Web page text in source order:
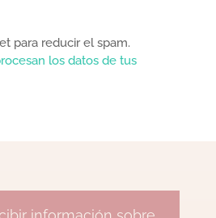
para reducir el spam.
los datos de tus